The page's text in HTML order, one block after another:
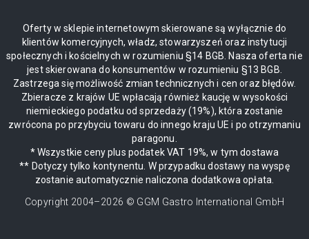
Oferty w sklepie internetowym skierowane są wyłącznie do
klientów komercyjnych, władz, stowarzyszeń oraz instytucji
społecznych i kościelnych w rozumieniu §14 BGB. Nasza oferta nie
jest skierowana do konsumentów w rozumieniu §13 BGB.
Zastrzega się możliwość zmian technicznych i cen oraz błędów.
Zbieracze z krajów UE wpłacają również kaucję w wysokości
niemieckiego podatku od sprzedaży (19%), która zostanie
zwrócona po przybyciu towaru do innego kraju UE i po otrzymaniu
paragonu.
* Wszystkie ceny plus podatek VAT 19%, w tym dostawa
** Dotyczy tylko kontynentu. W przypadku dostawy na wyspę
zostanie automatycznie naliczona dodatkowa opłata.
Copyright 2004–2026 © GGM Gastro International GmbH